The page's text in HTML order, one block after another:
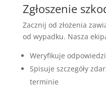
Zgłoszenie
Zacznij od złożenia
od wypadku. Nasza
Weryfikuje
Spisuje szczegóły
terminie